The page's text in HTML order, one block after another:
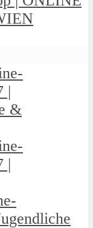
|
&
|